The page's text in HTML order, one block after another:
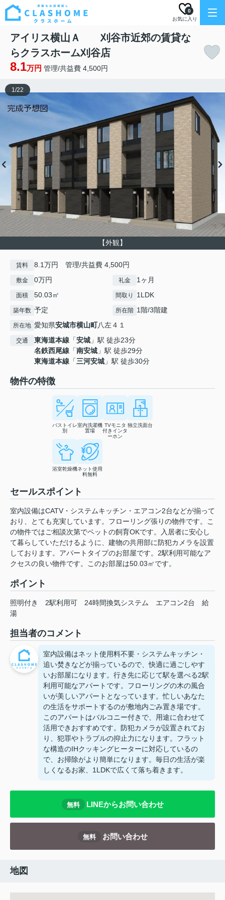
お気に入り
0
アイリス横山Ａ 刈谷市近郊の賃貸な
らクラスホーム刈谷店
8.1万円 管理/共益費 4,500円
【外観】
1/22
賃料 8.1万円 管理/共益費 4,500円
敷金 0万円 礼金 1ヶ月
面積 50.03㎡ 間取り 1LDK
築年数 予定 所在階 1階/3階建
所在地 愛知県安城市横山町八左４１
交通 東海道本線 「安城 」駅 徒歩23分
名鉄西尾線 「南安城 」駅 徒歩29分
東海道本線 「三河安城 」駅 徒歩30分
物件の特徴
バストイレ
別
室内洗濯機
置場
TVモニタ
付きインタ
ーホン
独立洗面台
浴室乾燥機ネット使用
料無料
セールスポイント
室内設備はCATV・システムキッチン・エアコン2台などが揃って
おり、とても充実しています。フローリング張りの物件です。こ
の物件ではご相談次第でペットの飼育OKです。入居者に安心し
て暮らしていただけるように、建物の共用部に防犯カメラを設置
しております。アパートタイプのお部屋です。2駅利用可能なア
クセスの良い物件です。このお部屋は50.03㎡です。
ポイント
照明付き 2駅利用可 24時間換気システム エアコン2台
給
湯
担当者のコメント
室内設備はネット使用料不要・システムキッチン・
追い焚きなどが揃っているので、快適に過ごしやす
いお部屋になります。行き先に応じて駅を選べる2駅
利用可能なアパートです。フローリングの木の風合
いが美しいアパートとなっています。忙しいあなた
の生活をサポートするのが敷地内ごみ置き場です。
このアパートはバルコニー付きで、用途に合わせて
活用できおすすめです。防犯カメラが設置されてお
り、犯罪やトラブルの抑止力になります。フラット
な構造のIHクッキングヒーターに対応しているの
で、お掃除がより簡単になります。毎日の生活が楽
しくなるお家、1LDKで広くて落ち着きます。
無料 LINEからお問い合わせ
無料 お問い合わせ
地図